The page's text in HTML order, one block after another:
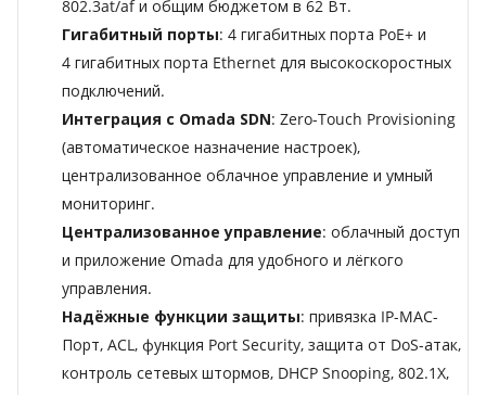
802.3at/af и общим бюджетом в 62 Вт.
Гигабитный порты: 4 гигабитных порта PoE+ и
4 гигабитных порта Ethernet для высокоскоростных
подключений.
Интеграция с Omada SDN: Zero-Touch Provisioning
(автоматическое назначение настроек),
централизованное облачное управление и умный
мониторинг.
Централизованное управление: облачный доступ
и приложение Omada для удобного и лёгкого
управления.
Надёжные функции защиты: привязка IP-MAC-
Порт, ACL, функция Port Security, защита от DoS-атак,
контроль сетевых штормов, DHCP Snooping, 802.1X,